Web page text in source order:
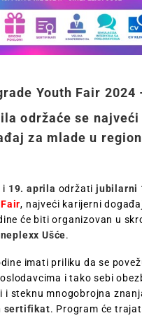
Youth Fair 2024
održaće se
za mlade u
i 19. aprila održatijubilarni
, najveći karijerni
će biti organizovan u
Ušće.
imati priliku da se
i tako sebi
i steknu mnogobrojna
sertifikat. Program će